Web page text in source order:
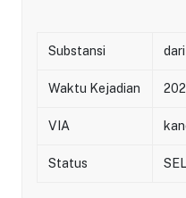
Substansi
Waktu Kejadian
VIA
Status